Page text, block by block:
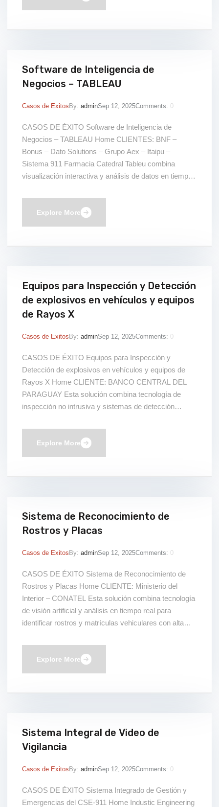
Datacenter […]
Software de Inteligencia de
Negocios – TABLEAU
Casos de ExitosBy: adminSep 12, 2025Comments: 0
CASOS DE ÉXITO Software de Inteligencia de
Negocios – TABLEAU Home CLIENTES: BNF –
Bonus – Dato Solutions – Grupo Aex – Itaipu –
Sistema 911 Farmacia Catedral Tableu combina
visualización interactiva y análisis de datos en tiempo
decisiones estratégicas. Permite integrar múltiples
fuentes de datos, crear dashboards dinámicos […]
Explore More
Equipos para Inspección y Detección
de explosivos en vehículos y equipos
de Rayos X
Casos de ExitosBy: adminSep 12, 2025Comments: 0
CASOS DE ÉXITO Equipos para Inspección y
Detección de explosivos en vehículos y equipos de
Rayos X Home CLIENTE: BANCO CENTRAL DEL
PARAGUAY Esta solución combina tecnología de
inspección no intrusiva y sistemas de detección
vehículos, paquetes o instalaciones. Con equipos de
Rayos X de alta resolución y sensores […]
Explore More
Sistema de Reconocimiento de
Rostros y Placas
Casos de ExitosBy: adminSep 12, 2025Comments: 0
CASOS DE ÉXITO Sistema de Reconocimiento de
Rostros y Placas Home CLIENTE: Ministerio del
Interior – CONATEL Esta solución combina tecnología
de visión artificial y análisis en tiempo real para
identificar rostros y matrículas vehiculares con alta
o de alta seguridad, permite fortalecer el control de
accesos, la trazabilidad […]
Explore More
Sistema Integral de Video de
Vigilancia
Casos de ExitosBy: adminSep 12, 2025Comments: 0
CASOS DE ÉXITO Sistema Integrado de Gestión y
Emergencias del CSE-911 Home Industic Engineering